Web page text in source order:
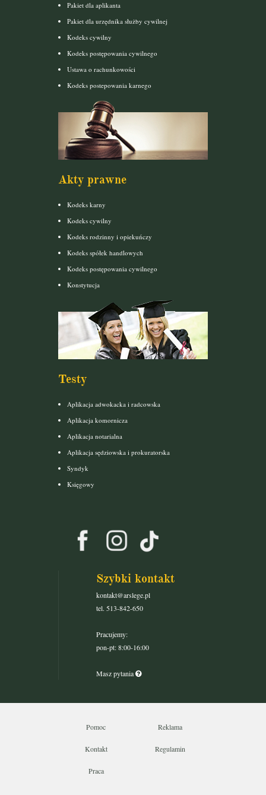
Pakiet dla aplikanta
Pakiet dla urzędnika służby cywilnej
Kodeks cywilny
Kodeks postępowania cywilnego
Ustawa o rachunkowości
Kodeks postepowania karnego
Akty prawne
Kodeks karny
Kodeks cywilny
Kodeks rodzinny i opiekuńczy
Kodeks spółek handlowych
Kodeks postępowania cywilnego
Konstytucja
Testy
Aplikacja adwokacka i radcowska
Aplikacja komornicza
Aplikacja notarialna
Aplikacja sędziowska i prokuratorska
Syndyk
Księgowy
Szybki kontakt
kontakt@arslege.pl
tel. 513-842-650
Pracujemy:
pon-pt: 8:00-16:00
Masz pytania
Pomoc Reklama
Kontakt Regulamin
Praca